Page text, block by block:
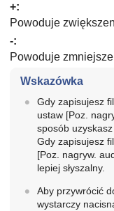
+:
Powoduje
-:
Powoduje
Wskazówka
Gdy zapisujesz
ustaw [Poz.
sposób
Gdy zapisujesz
[Poz. nagryw.
lepiej słyszalny.
Aby przywrócić
wystarczy